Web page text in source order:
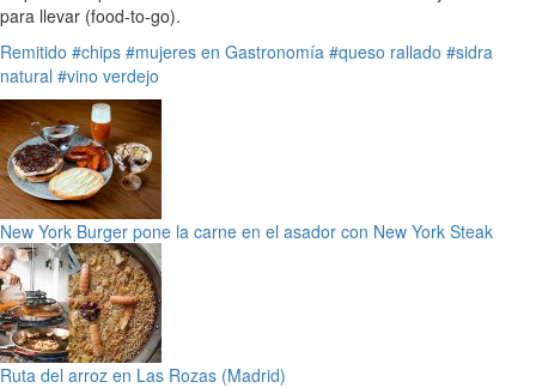
para llevar (food-to-go).
Remitido #chips #mujeres en Gastronomía #queso rallado #sidra
natural #vino verdejo
New York Burger pone la carne en el asador con New York Steak
Ruta del arroz en Las Rozas (Madrid)